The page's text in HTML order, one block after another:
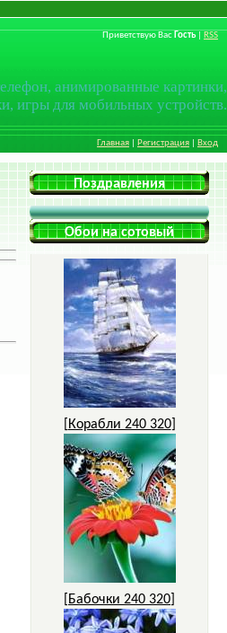
Приветствую Вас Гость RSS
анимированные картинки,
игры для мобильных устройств.
Главная Регистрация Вход
Поздравления
Обои на сотовый
Корабли 240 320]
Бабочки 240 320